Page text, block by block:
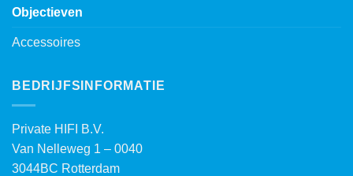
Objectieven
Accessoires
BEDRIJFSINFORMATIE
Private HIFI B.V.
Van Nelleweg 1 – 0040
3044BC Rotterdam